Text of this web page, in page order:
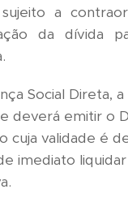
a
da dívida
Social Direta,
deverá emitir o
cuja validade é
imediato